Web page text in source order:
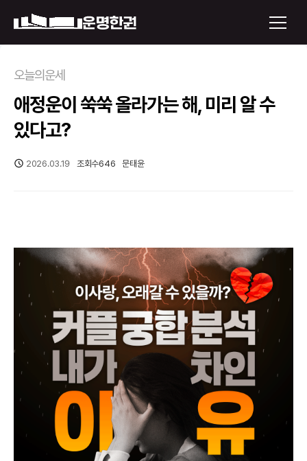
운명한권 보기
토정비결
오늘의 운세
궁합
택일
꿈해몽
오늘의운세
애정운이 쑥쑥 올라가는 해, 미리 알 수
있다고?
2026.03.19 조회수646 문태윤